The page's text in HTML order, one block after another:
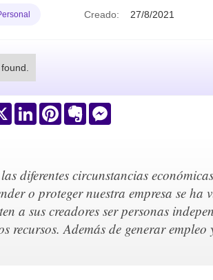
Creado: 27/8/2021
X LinkedInPinterestEvernote
diferentes circunstancias
o proteger nuestra empresa se
a sus creadores ser personas
recursos. Además de generar